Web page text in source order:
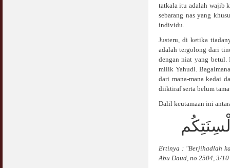
tatkala itu adalah wajib
sebarang nas yang
individu.
Justeru, di ketika
adalah tergolong dari
dengan niat yang betul.
milik Yahudi.
dari mana-mana kedai
diiktiraf serta belum
Dalil keutamaan ini
Ertinya : "Berjihadlah
Abu Daud, no 2504, 3/